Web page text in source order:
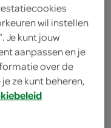
wil instellen
Je kunt jouw
aanpassen en je
over de
ze kunt beheren,